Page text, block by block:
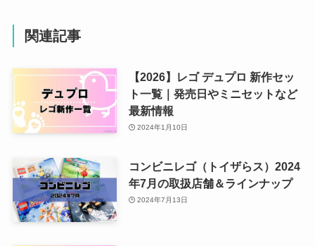
関連記事
【2026】レゴ デュプロ 新作セッ
ト一覧｜発売日やミニセットなど
最新情報
2024年1月10日
コンビニレゴ（トイザらス）2024
年7月の取扱店舗＆ラインナップ
2024年7月13日